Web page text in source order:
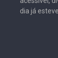
dia já